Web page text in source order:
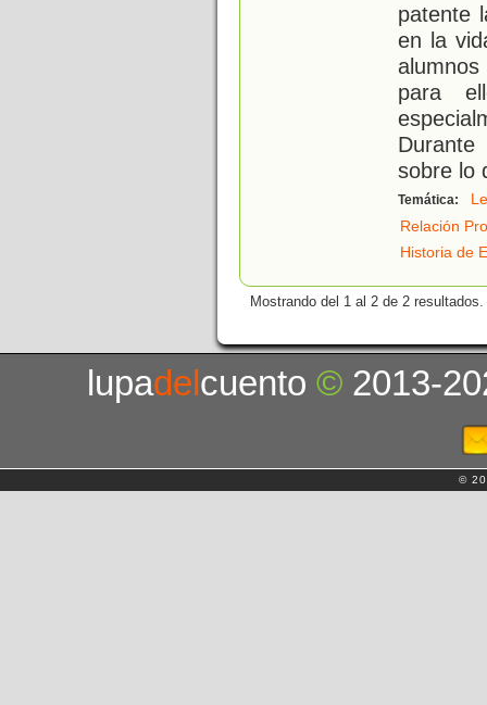
patente
en la
para
sobre lo
Temática:
Relación
Historia de
Mostrando del 1 al 2 de 2 resultados.
lupadelcuento© 2013-
©